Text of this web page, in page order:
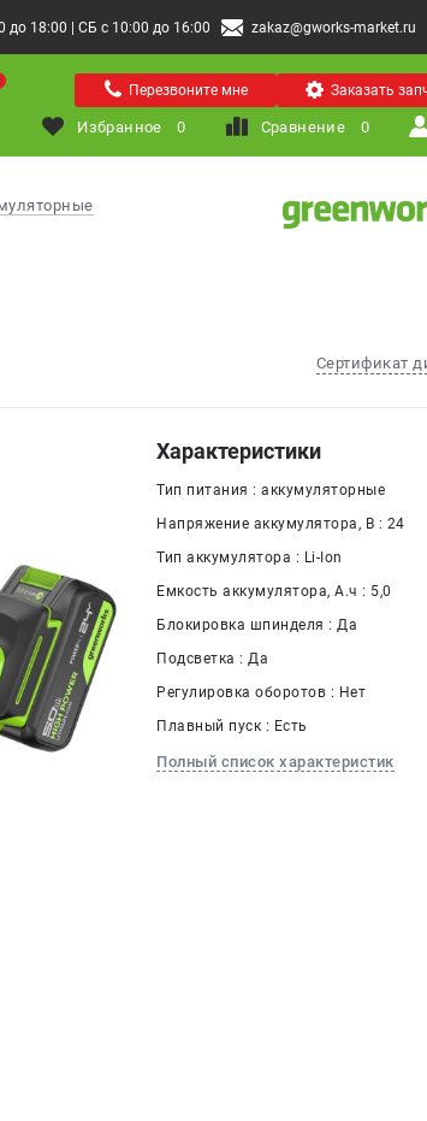
до 18:00 | СБ с 10:00 до 16:00 zakaz@gworks-market.ru
Перезвоните мне Заказать
Избранное 0 Сравнение 0
Сертификат
Характеристики
Тип питания : аккумуляторные
Напряжение аккумулятора, В : 24
Тип аккумулятора : Li-Ion
Емкость аккумулятора, А.ч : 5,0
Блокировка шпинделя : Да
Подсветка : Да
Регулировка оборотов : Нет
Плавный пуск : Есть
Полный список характеристик